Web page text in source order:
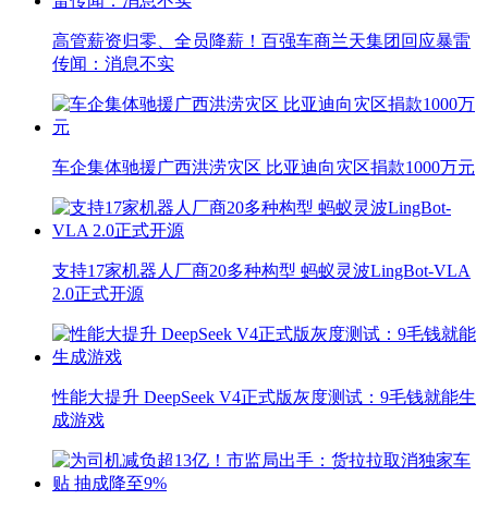
高管薪资归零、全员降薪！百强车商兰天集团回应暴雷
传闻：消息不实
车企集体驰援广西洪涝灾区 比亚迪向灾区捐款1000万元
支持17家机器人厂商20多种构型 蚂蚁灵波LingBot-VLA
2.0正式开源
性能大提升 DeepSeek V4正式版灰度测试：9毛钱就能生
成游戏